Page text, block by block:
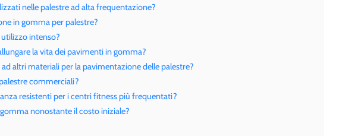
nelle palestre ad alta frequentazione?
in gomma per palestre?
intenso?
la vita dei pavimenti in gomma?
altri materiali per la pavimentazione delle palestre?
commerciali?
resistenti per i centri fitness più frequentati?
nonostante il costo iniziale?